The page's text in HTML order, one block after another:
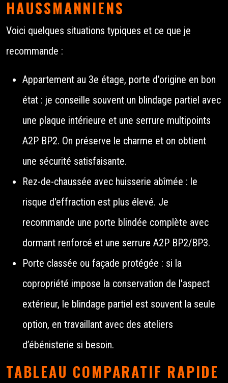
HAUSSMANNIENS
Voici quelques situations typiques et ce que je
recommande :
Appartement au 3e étage, porte d’origine en bon
état : je conseille souvent un blindage partiel avec
une plaque intérieure et une serrure multipoints
A2P BP2. On préserve le charme et on obtient
une sécurité satisfaisante.
Rez-de-chaussée avec huisserie abîmée : le
risque d'effraction est plus élevé. Je
recommande une porte blindée complète avec
dormant renforcé et une serrure A2P BP2/BP3.
Porte classée ou façade protégée : si la
copropriété impose la conservation de l'aspect
extérieur, le blindage partiel est souvent la seule
option, en travaillant avec des ateliers
d’ébénisterie si besoin.
TABLEAU COMPARATIF RAPIDE